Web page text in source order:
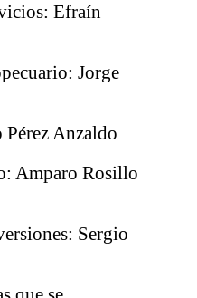
Efraín
Jorge
Anzaldo
Amparo Rosillo
Sergio